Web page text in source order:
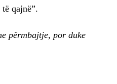
qajnë”.
përmbajtje, por duke